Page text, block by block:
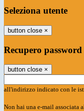
Seleziona utente
button close ×
Recupero password
button close ×
all'indirizzo indicato con le
Non hai una e-mail associata